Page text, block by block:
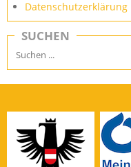
Datenschutzerklärung
SUCHEN